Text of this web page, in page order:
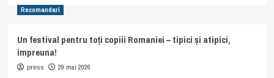
Recomandari
Un festival pentru toți copiii Romaniei – tipici și atipici,
impreuna!
press 29 mai 2026